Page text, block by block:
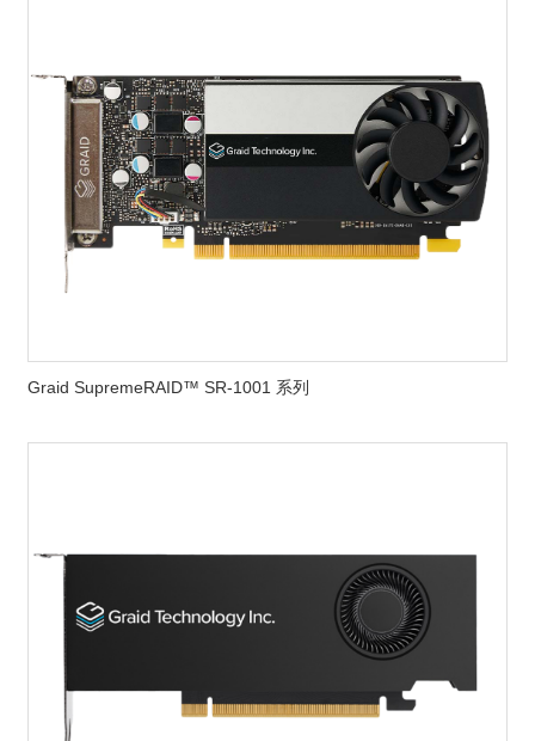
Graid SupremeRAID™ SR-1001 系列